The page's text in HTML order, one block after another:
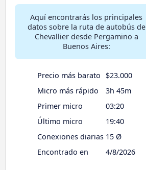
Aquí encontrarás los principales
datos sobre la ruta de autobús de
Chevallier desde Pergamino a
Buenos Aires:
Precio más barato
$23.000
Micro más rápido
3h 45m
Primer micro
03:20
Último micro
19:40
Conexiones diarias 15 Ø
Encontrado en
4/8/2026